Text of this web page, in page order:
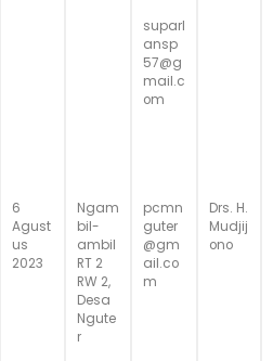
suparl
ansp
57@g
mail.c
om
6
Agust
us
2023
Ngam
bil-
ambil
RT 2
RW 2,
Desa
Ngute
r
pcmn
guter
@gm
ail.co
m
Drs. H.
Mudjij
ono